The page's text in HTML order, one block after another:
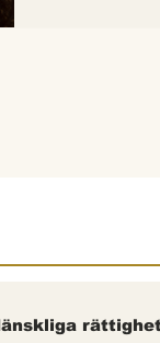
om hur
samman för